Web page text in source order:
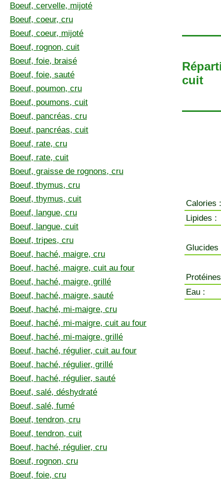
Boeuf, cervelle, mijoté
Boeuf, coeur, cru
Boeuf, coeur, mijoté
Boeuf, rognon, cuit
Boeuf, foie, braisé
Boeuf, foie, sauté
Boeuf, poumon, cru
Boeuf, poumons, cuit
Boeuf, pancréas, cru
Boeuf, pancréas, cuit
Boeuf, rate, cru
Boeuf, rate, cuit
Boeuf, graisse de rognons, cru
Boeuf, thymus, cru
Boeuf, thymus, cuit
Boeuf, langue, cru
Boeuf, langue, cuit
Boeuf, tripes, cru
Boeuf, haché, maigre, cru
Boeuf, haché, maigre, cuit au four
Boeuf, haché, maigre, grillé
Boeuf, haché, maigre, sauté
Boeuf, haché, mi-maigre, cru
Boeuf, haché, mi-maigre, cuit au four
Boeuf, haché, mi-maigre, grillé
Boeuf, haché, régulier, cuit au four
Boeuf, haché, régulier, grillé
Boeuf, haché, régulier, sauté
Boeuf, salé, déshydraté
Boeuf, salé, fumé
Boeuf, tendron, cru
Boeuf, tendron, cuit
Boeuf, haché, régulier, cru
Boeuf, rognon, cru
Boeuf, foie, cru
cuit
Calories :
Lipides :
Glucides
Eau :